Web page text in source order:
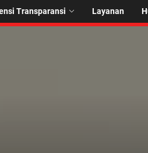
Transparansi Layanan